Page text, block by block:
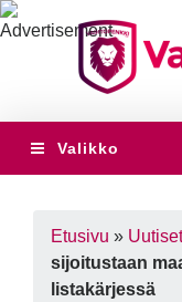
Valikko
Etusivu » Uutiset
sijoitustaan
listakärjessä